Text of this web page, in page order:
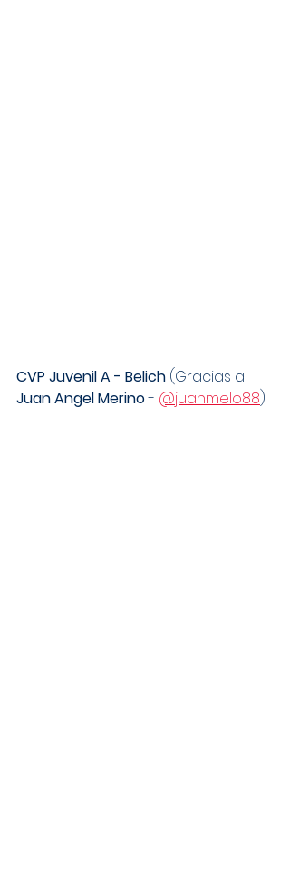
CVP Juvenil A - Belich (Gracias a
Juan Angel Merino - @juanmelo88)